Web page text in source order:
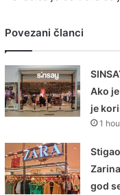
Povezani članci
Ako
je
1
god